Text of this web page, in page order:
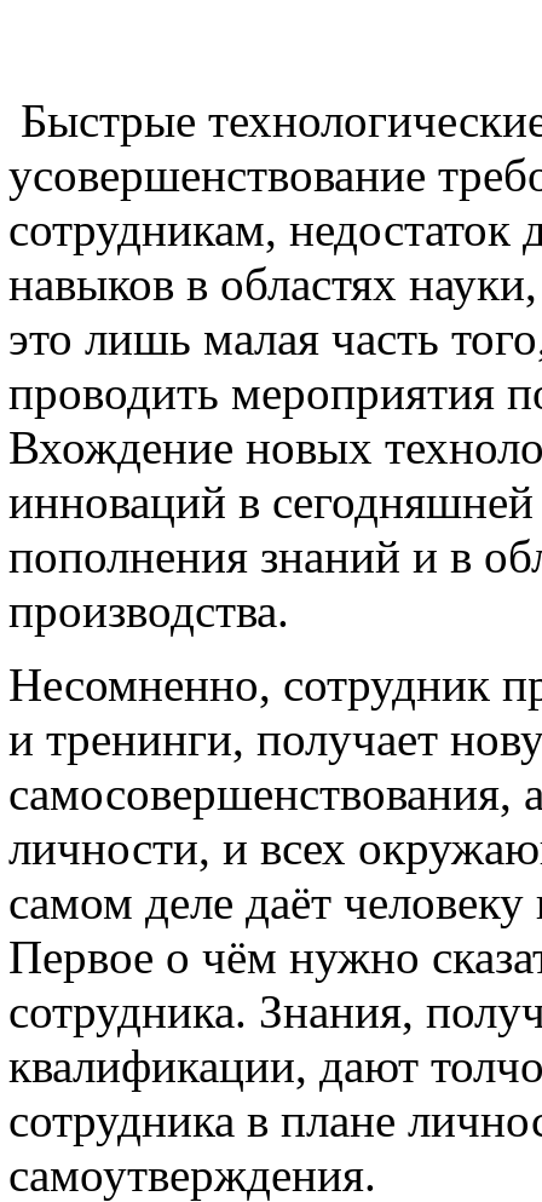
Быстрые
усовершенствование
сотрудникам,
навыков в областях
это лишь малая часть
проводить мероприятия
Вхождение новых
инноваций в
пополнения знаний и в
производства.
Несомненно, сотрудник
и тренинги, получает
самосовершенствования,
личности, и всех
самом деле даёт
Первое о чём нужно
сотрудника. Знания,
квалификации, дают
сотрудника в плане
самоутверждения.